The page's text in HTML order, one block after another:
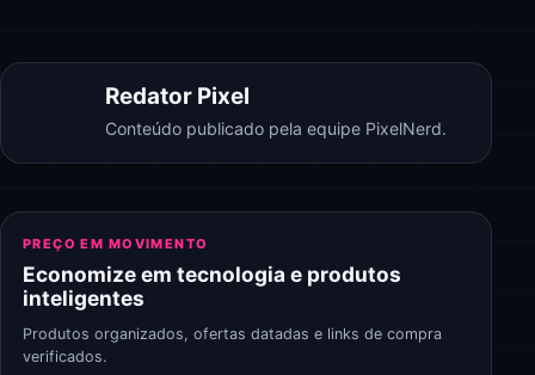
Redator Pixel
Conteúdo publicado pela equipe PixelNerd.
PREÇO EM MOVIMENTO
Economize em tecnologia e produtos
inteligentes
Produtos organizados, ofertas datadas e links de compra
verificados.